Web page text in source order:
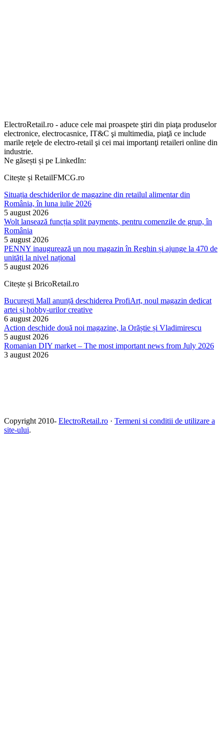
ElectroRetail.ro - aduce cele mai proaspete ştiri din piaţa produselor
electronice, electrocasnice, IT&C şi multimedia, piaţă ce include
marile reţele de electro-retail şi cei mai importanţi retaileri online din
industrie.
Ne găsești și pe LinkedIn:
Citește și RetailFMCG.ro
Situația deschiderilor de magazine din retailul alimentar din
România, în luna iulie 2026
5 august 2026
Wolt lansează funcția split payments, pentru comenzile de grup, în
România
5 august 2026
PENNY inaugurează un nou magazin în Reghin și ajunge la 470 de
unități la nivel național
5 august 2026
Citește și BricoRetail.ro
București Mall anunță deschiderea ProfiArt, noul magazin dedicat
artei și hobby-urilor creative
6 august 2026
Action deschide două noi magazine, la Orăștie și Vladimirescu
5 august 2026
Romanian DIY market – The most important news from July 2026
3 august 2026
Copyright 2010- ElectroRetail.ro · Termeni si conditii de utilizare a
site-ului.